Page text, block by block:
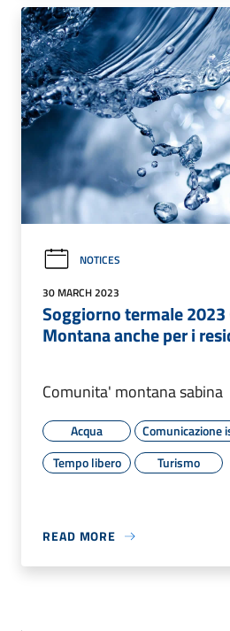
NOTICES
30 MARCH 2023
Soggiorno termale
Montana anche per i
Comunita' montana sabina
Acqua
Comunicazione
Tempo libero
Turismo
READ MORE